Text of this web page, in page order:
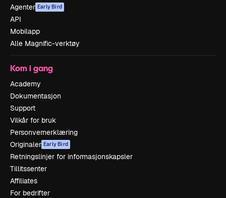
Agenter Early Bird
API
Mobilapp
Alle Magnific-verktøy
Kom i gang
Academy
Dokumentasjon
Support
Vilkår for bruk
Personvernerklæring
Originaler Early Bird
Retningslinjer for informasjonskapsler
Tillitssenter
Affiliates
For bedrifter